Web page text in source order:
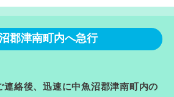
郡津南町内へ急行
連絡後、迅速に中魚沼郡津南町内の